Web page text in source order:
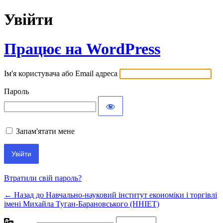
Увійти
Працює на WordPress
Ім'я користувача або Email адреса
Пароль
Запам'ятати мене
Втратили свій пароль?
← Назад до Навчально-науковий інститут економіки і торгівлі
імені Михайла Туган-Барановського (ННІЕТ)